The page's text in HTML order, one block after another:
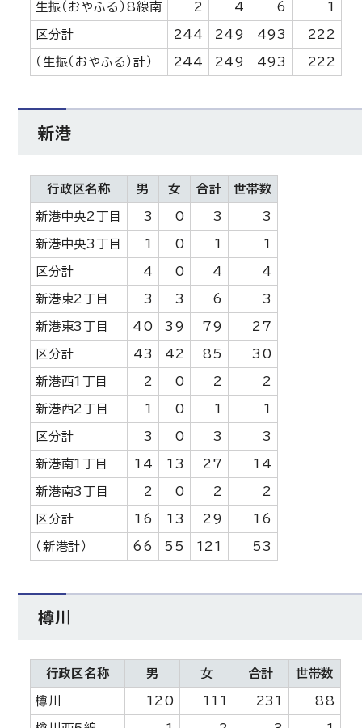
生振（おやふる）8線南 2 4 6 1
区分計 244 249 493 222
（生振（おやふる）計） 244 249 493 222
新港
行政区名称 男 女 合計 世帯数
新港中央2丁目 3 0 3 3
新港中央3丁目 1 0 1 1
区分計 4 0 4 4
新港東2丁目 3 3 6 3
新港東3丁目 40 39 79 27
区分計 43 42 85 30
新港西1丁目 2 0 2 2
新港西2丁目 1 0 1 1
区分計 3 0 3 3
新港南1丁目 14 13 27 14
新港南3丁目 2 0 2 2
区分計 16 13 29 16
（新港計） 66 55 121 53
樽川
行政区名称 男 女 合計 世帯数
樽川 120 111 231 88